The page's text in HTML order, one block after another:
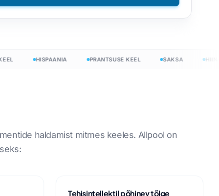
HISPAANIA PRANTSUSE KEEL SAKSA HIINA
haldamist mitmes keeles. Allpool on
Tehisintellektil põhinev tõlge